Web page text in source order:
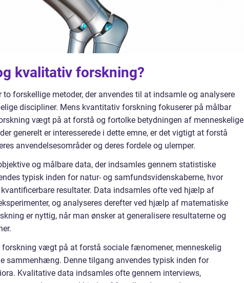
kvalitativ forskning?
forskellige metoder, der anvendes til at indsamle og analysere
discipliner. Mens kvantitativ forskning fokuserer på målbar
vægt på at forstå og fortolke betydningen af menneskelige
generelt er interesserede i dette emne, er det vigtigt at forstå
anvendelsesområder og deres fordele og ulemper.
og målbare data, der indsamles gennem statistiske
typisk inden for natur- og samfundsvidenskaberne, hvor
resultater. Data indsamles ofte ved hjælp af
og analyseres derefter ved hjælp af matematiske
er nyttig, når man ønsker at generalisere resultaterne og
vægt på at forstå sociale fænomener, menneskelig
sammenhæng. Denne tilgang anvendes typisk inden for
Kvalitative data indsamles ofte gennem interviews,